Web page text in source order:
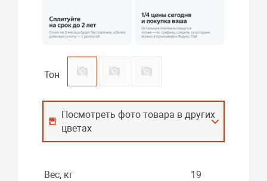
Тон
Посмотреть фото товара в других
цветах
Вес, кг
19